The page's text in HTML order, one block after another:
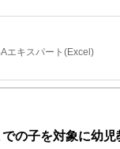
エキスパート(Excel)
持ちのご家庭からのご
や保険選び、将来の資金
の子を対象に幼